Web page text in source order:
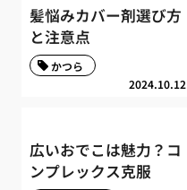
髪悩みカバー剤選び方
と注意点
2024.10.12
かつら
広いおでこは魅力？コ
ンプレックス克服